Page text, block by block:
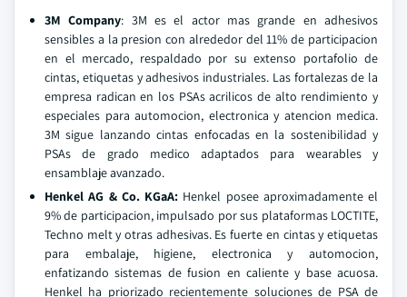
3M Company: 3M es el actor mas grande en adhesivos
sensibles a la presion con alrededor del 11% de participacion
en el mercado, respaldado por su extenso portafolio de
cintas, etiquetas y adhesivos industriales. Las fortalezas de la
empresa radican en los PSAs acrilicos de alto rendimiento y
especiales para automocion, electronica y atencion medica.
3M sigue lanzando cintas enfocadas en la sostenibilidad y
PSAs de grado medico adaptados para wearables y
ensamblaje avanzado.
Henkel AG & Co. KGaA: Henkel posee aproximadamente el
9% de participacion, impulsado por sus plataformas LOCTITE,
Techno melt y otras adhesivas. Es fuerte en cintas y etiquetas
para embalaje, higiene, electronica y automocion,
enfatizando sistemas de fusion en caliente y base acuosa.
Henkel ha priorizado recientemente soluciones de PSA de